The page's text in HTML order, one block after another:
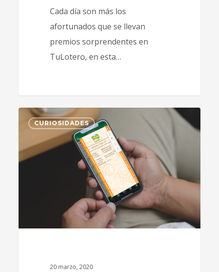
Cada día son más los
afortunados que se llevan
premios sorprendentes en
TuLotero, en esta…
CURIOSIDADES
20 marzo, 2020
1